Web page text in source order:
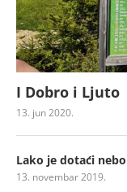
I Dobro i Ljuto
13. jun 2020.
Lako je dotaći nebo
13. novembar 2019.